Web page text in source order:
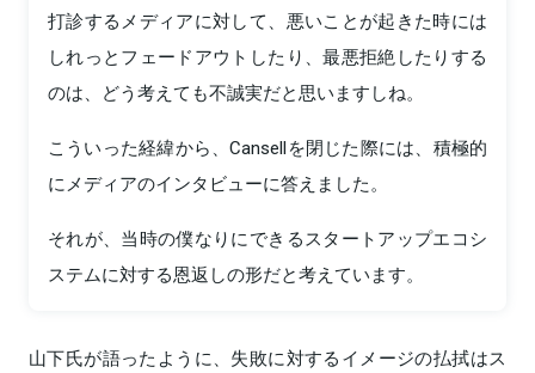
打診するメディアに対して、悪いことが起きた時には
しれっとフェードアウトしたり、最悪拒絶したりする
のは、どう考えても不誠実だと思いますしね。
こういった経緯から、Cansellを閉じた際には、積極的
にメディアのインタビューに答えました。
それが、当時の僕なりにできるスタートアップエコシ
ステムに対する恩返しの形だと考えています。
山下氏が語ったように、失敗に対するイメージの払拭はス